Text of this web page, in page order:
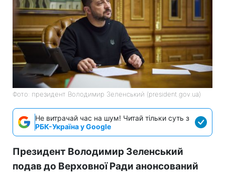
Фото: президент Володимир Зеленський (president.gov.ua)
Не витрачай час на шум! Читай тільки суть з
РБК-Україна у Google
Президент Володимир Зеленський
подав до Верховної Ради анонсований